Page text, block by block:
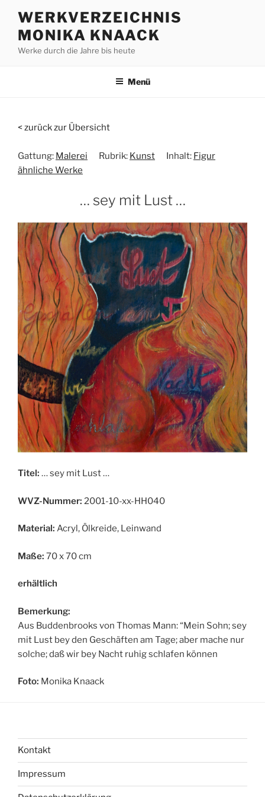
Inhalt
springen
WERKVERZEICHNIS
MONIKA KNAACK
Werke durch die Jahre bis heute
Menü
< zurück zur Übersicht
Gattung: Malerei Rubrik: Kunst Inhalt: Figur
ähnliche Werke
… sey mit Lust …
Titel: … sey mit Lust …
WVZ-Nummer: 2001-10-xx-HH040
Material: Acryl, Ölkreide, Leinwand
Maße: 70 x 70 cm
erhältlich
Bemerkung:
Aus Buddenbrooks von Thomas Mann: “Mein Sohn; sey
mit Lust bey den Geschäften am Tage; aber mache nur
solche; daß wir bey Nacht ruhig schlafen können
Foto: Monika Knaack
Kontakt
Impressum